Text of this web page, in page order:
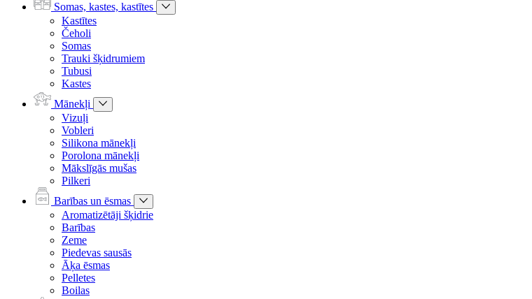
Somas, kastes, kastītes
Kastītes
Čeholi
Somas
Trauki šķidrumiem
Tubusi
Kastes
Mānekļi
Vizuļi
Vobleri
Silikona mānekļi
Porolona mānekļi
Mākslīgās mušas
Pilkeri
Barības un ēsmas
Aromatizētāji šķidrie
Barības
Zeme
Piedevas sausās
Āķa ēsmas
Pelletes
Boilas